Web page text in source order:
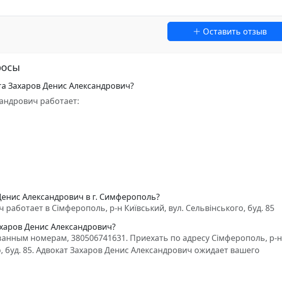
Оставить отзыв
Захаров Денис Александрович?
работает:
Александрович в г. Симферополь?
в Сімферополь, р-н Київський, вул. Сельвінського, буд. 85
Денис Александрович?
номерам, 380506741631. Приехать по адресу Сімферополь, р-н
буд. 85. Адвокат Захаров Денис Александрович ожидает вашего